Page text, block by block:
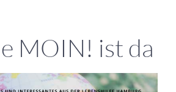
MOIN! ist da